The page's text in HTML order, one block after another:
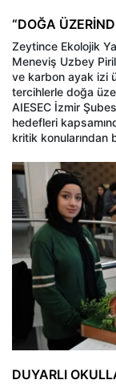
“DOĞA
Zeytince Ekolojik
Meneviş Uzbey
ve karbon ayak izi
tercihlerle doğa
AIESEC İzmir
hedefleri
kritik konularından
DUYARLI